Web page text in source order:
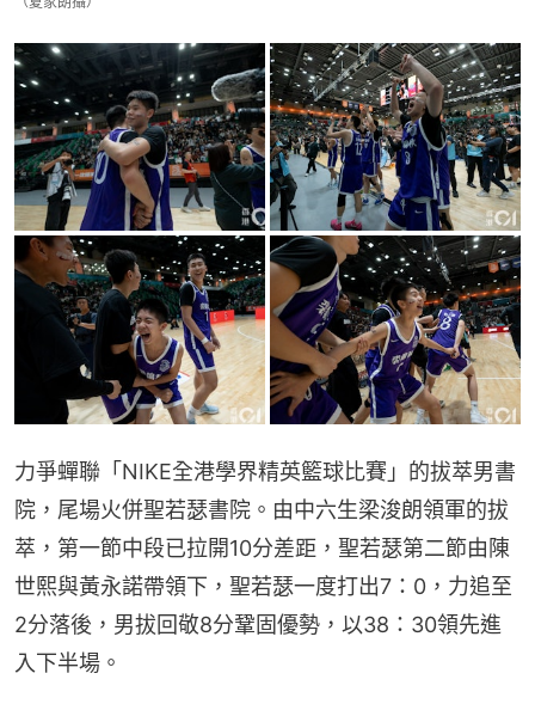
力爭蟬聯「NIKE全港學界精英籃球比賽」的拔萃男書
院，尾場火併聖若瑟書院。由中六生梁浚朗領軍的拔
萃，第一節中段已拉開10分差距，聖若瑟第二節由陳
世熙與黃永諾帶領下，聖若瑟一度打出7：0，力追至
2分落後，男拔回敬8分鞏固優勢，以38：30領先進
入下半場。